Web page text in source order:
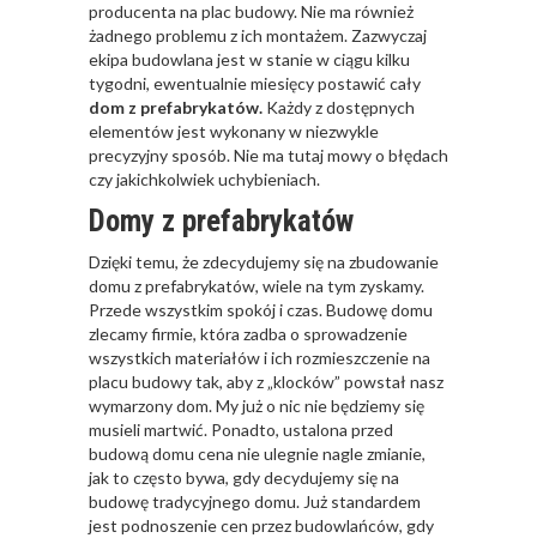
producenta na plac budowy. Nie ma również
żadnego problemu z ich montażem. Zazwyczaj
ekipa budowlana jest w stanie w ciągu kilku
tygodni, ewentualnie miesięcy postawić cały
dom z prefabrykatów. Każdy z dostępnych
elementów jest wykonany w niezwykle
precyzyjny sposób. Nie ma tutaj mowy o błędach
czy jakichkolwiek uchybieniach.
Domy z prefabrykatów
Dzięki temu, że zdecydujemy się na zbudowanie
domu z prefabrykatów, wiele na tym zyskamy.
Przede wszystkim spokój i czas. Budowę domu
zlecamy firmie, która zadba o sprowadzenie
wszystkich materiałów i ich rozmieszczenie na
placu budowy tak, aby z „klocków” powstał nasz
wymarzony dom. My już o nic nie będziemy się
musieli martwić. Ponadto, ustalona przed
budową domu cena nie ulegnie nagle zmianie,
jak to często bywa, gdy decydujemy się na
budowę tradycyjnego domu. Już standardem
jest podnoszenie cen przez budowlańców, gdy